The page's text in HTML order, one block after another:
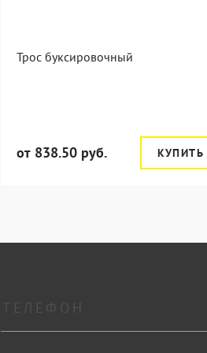
Трос буксировочный
от 838.50 руб. КУПИТЬ